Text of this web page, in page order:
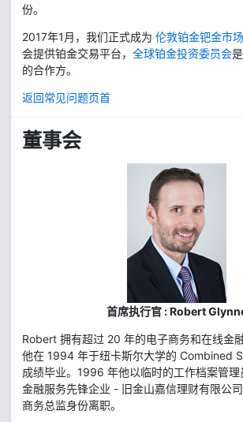
份。
2017年1月，我们正式成为 伦敦铂金钯金市场
会提供铂金交易平台， 全球铂金投资委员会
的合作方。
返回常见问题页首
董事会
首席执行官 : Robert
Robert 拥有超过 20 年的电子商务和在线金
他在 1994 年于纽卡斯尔大学的 Combined
成绩毕业。1996 年他以临时的工作档案管
金融服务先锋企业 - 旧金山嘉信理财有限公
商务总监身份离职。